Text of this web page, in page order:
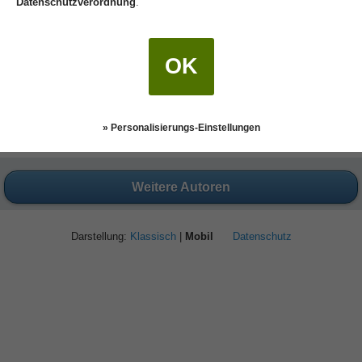
Weitere Autoren
Darstellung: Klassisch| Mobil Datenschutz
OK
» Personalisierungs-Einstellungen